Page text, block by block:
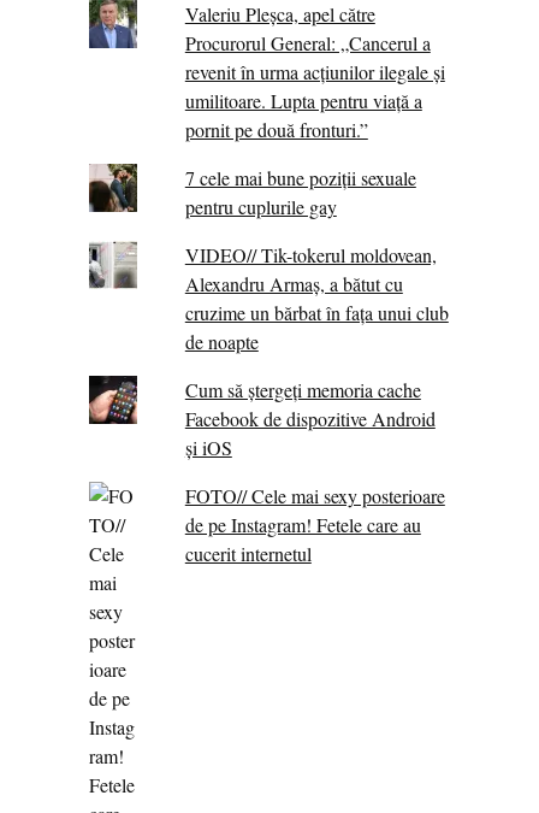
Valeriu Pleșca, apel către
Procurorul General: „Cancerul a
revenit în urma acțiunilor ilegale și
umilitoare. Lupta pentru viață a
pornit pe două fronturi.”
7 cele mai bune poziții sexuale
pentru cuplurile gay
VIDEO// Tik-tokerul moldovean,
Alexandru Armaș, a bătut cu
cruzime un bărbat în fața unui club
de noapte
Cum să ștergeți memoria cache
Facebook de dispozitive Android
și iOS
FOTO// Cele mai sexy posterioare
de pe Instagram! Fetele care au
cucerit internetul